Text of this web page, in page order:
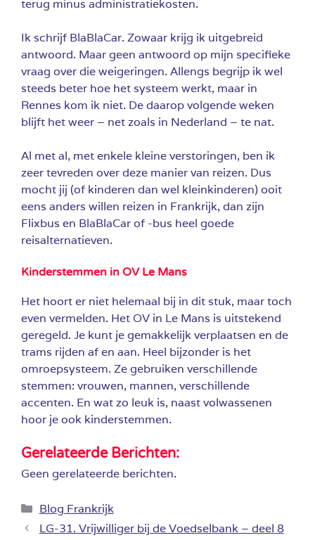
terug minus administratiekosten.
Ik schrijf BlaBlaCar. Zowaar krijg ik uitgebreid
antwoord. Maar geen antwoord op mijn specifieke
vraag over die weigeringen. Allengs begrijp ik wel
steeds beter hoe het systeem werkt, maar in
Rennes kom ik niet. De daarop volgende weken
blijft het weer – net zoals in Nederland – te nat.
Al met al, met enkele kleine verstoringen, ben ik
zeer tevreden over deze manier van reizen. Dus
mocht jij (of kinderen dan wel kleinkinderen) ooit
eens anders willen reizen in Frankrijk, dan zijn
Flixbus en BlaBlaCar of -bus heel goede
reisalternatieven.
Kinderstemmen in OV Le Mans
Het hoort er niet helemaal bij in dit stuk, maar toch
even vermelden. Het OV in Le Mans is uitstekend
geregeld. Je kunt je gemakkelijk verplaatsen en de
trams rijden af en aan. Heel bijzonder is het
omroepsysteem. Ze gebruiken verschillende
stemmen: vrouwen, mannen, verschillende
accenten. En wat zo leuk is, naast volwassenen
hoor je ook kinderstemmen.
Gerelateerde Berichten:
Geen gerelateerde berichten.
Categorieën
Blog Frankrijk
LG-31. Vrijwilliger bij de Voedselbank – deel 8